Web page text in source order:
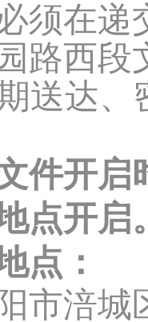
须在递
路西段
送达、
件开启
点开启
点：
市涪